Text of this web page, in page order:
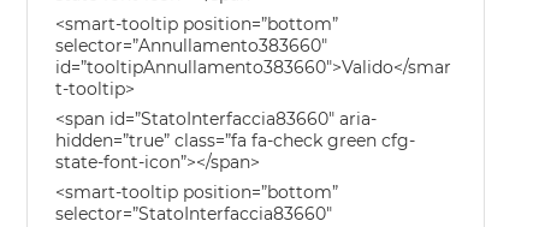
<smart-tooltip position=”bottom”
selector=”Annullamento383660″
id=”tooltipAnnullamento383660″>Valido</smar
t-tooltip>
<span id=”StatoInterfaccia83660″ aria-
hidden=”true” class=”fa fa-check green cfg-
state-font-icon”></span>
<smart-tooltip position=”bottom”
selector=”StatoInterfaccia83660″